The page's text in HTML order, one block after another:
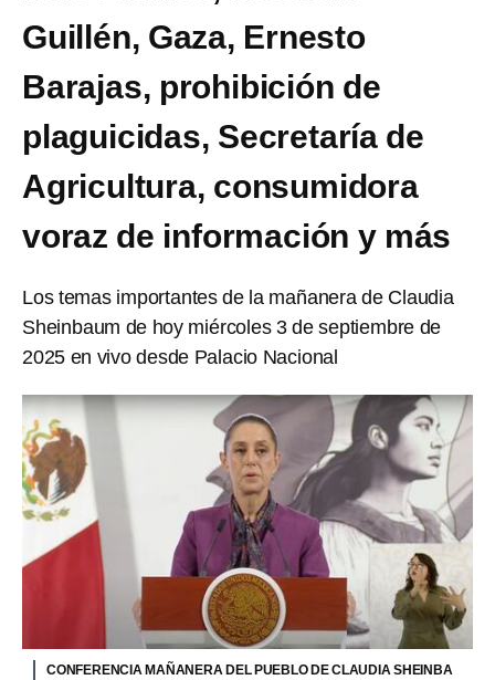
Guillén, Gaza, Ernesto
Barajas, prohibición de
plaguicidas, Secretaría de
Agricultura, consumidora
voraz de información y más
Los temas importantes de la mañanera de Claudia
Sheinbaum de hoy miércoles 3 de septiembre de
2025 en vivo desde Palacio Nacional
CONFERENCIA MAÑANERA DEL PUEBLO DE CLAUDIA SHEINBA